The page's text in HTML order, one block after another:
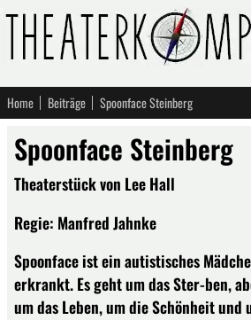
Home Beiträge Spoonface Steinberg
Spoonface Steinberg
Theaterstück von Lee Hall
Regie: Manfred Jahnke
Spoonface ist ein autistisches
erkrankt. Es geht um das Ster-ben,
um das Leben, um die Schönheit und